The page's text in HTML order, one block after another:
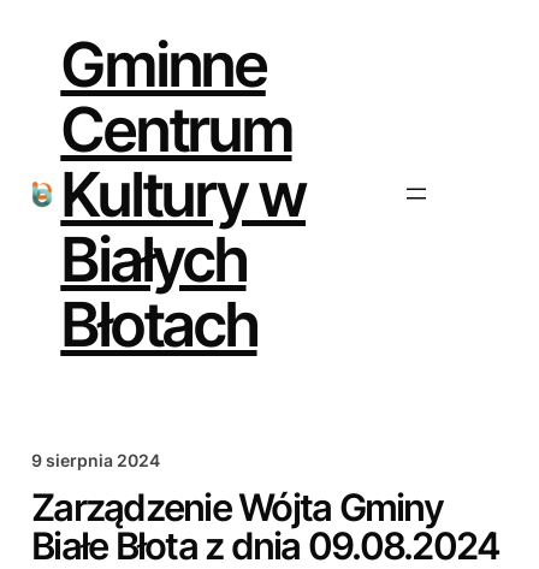
Gminne
Centrum
Kultury w
Białych
Błotach
9 sierpnia 2024
Zarządzenie Wójta Gminy
Białe Błota z dnia 09.08.2024